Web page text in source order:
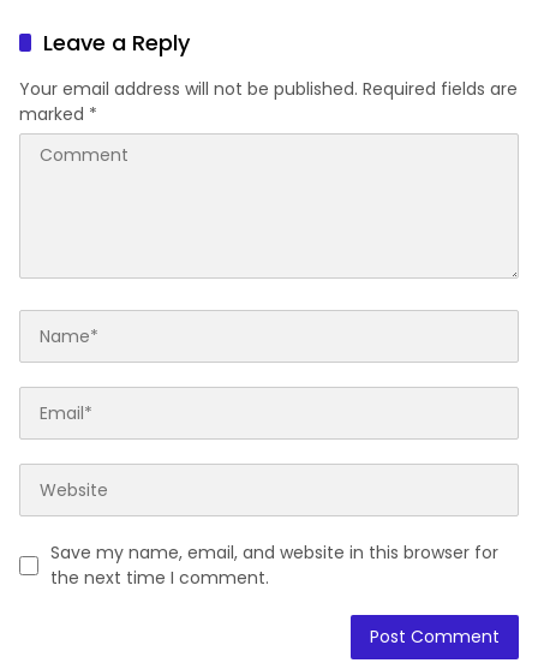
Leave a Reply
Your email address will not be published. Required fields are
marked *
Save my name, email, and website in this browser for
the next time I comment.